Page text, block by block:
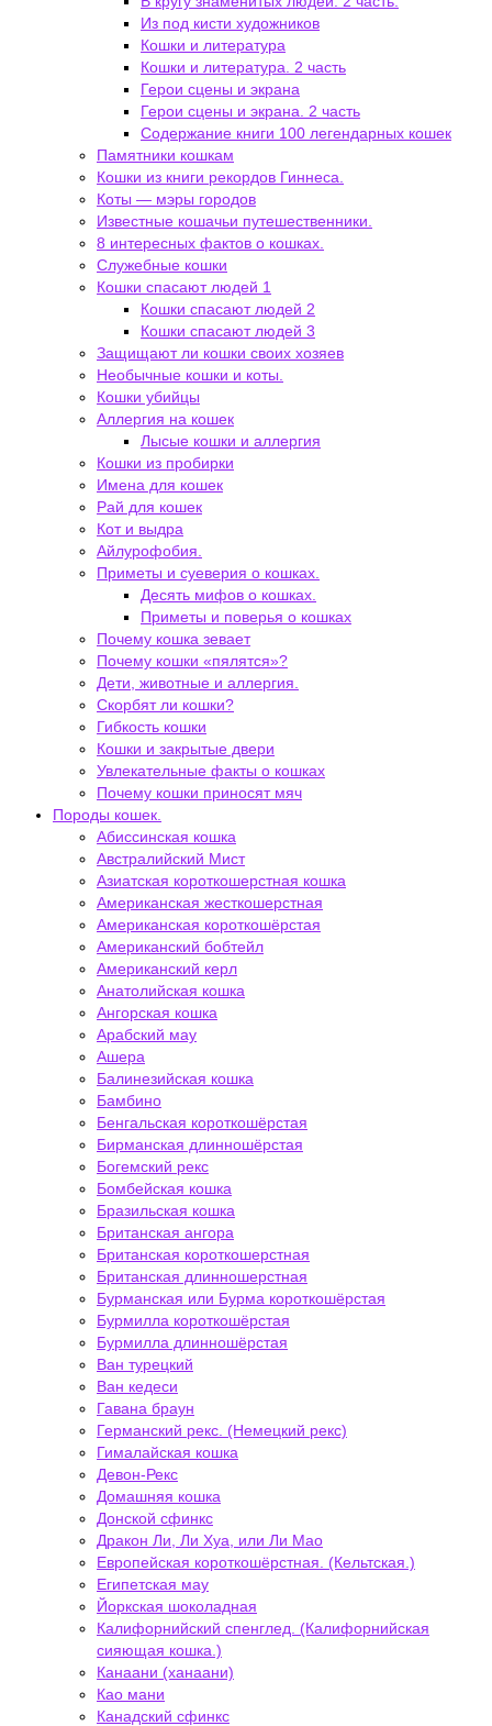
Из под кисти художников
Кошки и литература
Кошки и литература. 2 часть
Герои сцены и экрана
Герои сцены и экрана. 2 часть
Содержание книги 100 легендарных кошек
Памятники кошкам
Кошки из книги рекордов Гиннеса.
Коты — мэры городов
Известные кошачьи путешественники.
8 интересных фактов о кошках.
Служебные кошки
Кошки спасают людей 1
Кошки спасают людей 2
Кошки спасают людей 3
Защищают ли кошки своих хозяев
Необычные кошки и коты.
Кошки убийцы
Аллергия на кошек
Лысые кошки и аллергия
Кошки из пробирки
Имена для кошек
Рай для кошек
Кот и выдра
Айлурофобия.
Приметы и суеверия о кошках.
Десять мифов о кошках.
Приметы и поверья о кошках
Почему кошка зевает
Почему кошки «пялятся»?
Дети, животные и аллергия.
Скорбят ли кошки?
Гибкость кошки
Кошки и закрытые двери
Увлекательные факты о кошках
Почему кошки приносят мяч
Породы кошек.
Абиссинская кошка
Австралийский Мист
Азиатская короткошерстная кошка
Американская жесткошерстная
Американская короткошёрстая
Американский бобтейл
Американский керл
Анатолийская кошка
Ангорская кошка
Арабский мау
Ашера
Балинезийская кошка
Бамбино
Бенгальская короткошёрстая
Бирманская длинношёрстая
Богемский рекс
Бомбейская кошка
Бразильская кошка
Британская ангора
Британская короткошерстная
Британская длинношерстная
Бурманская или Бурма короткошёрстая
Бурмилла короткошёрстая
Бурмилла длинношёрстая
Ван турецкий
Ван кедеси
Гавана браун
Германский рекс. (Немецкий рекс)
Гималайская кошка
Девон-Рекс
Домашняя кошка
Донской сфинкс
Дракон Ли, Ли Хуа, или Ли Мао
Европейская короткошёрстная. (Кельтская.)
Египетская мау
Йоркская шоколадная
Калифорнийский спенглед. (Калифорнийская
сияющая кошка.)
Канаани (ханаани)
Као мани
Канадский сфинкс